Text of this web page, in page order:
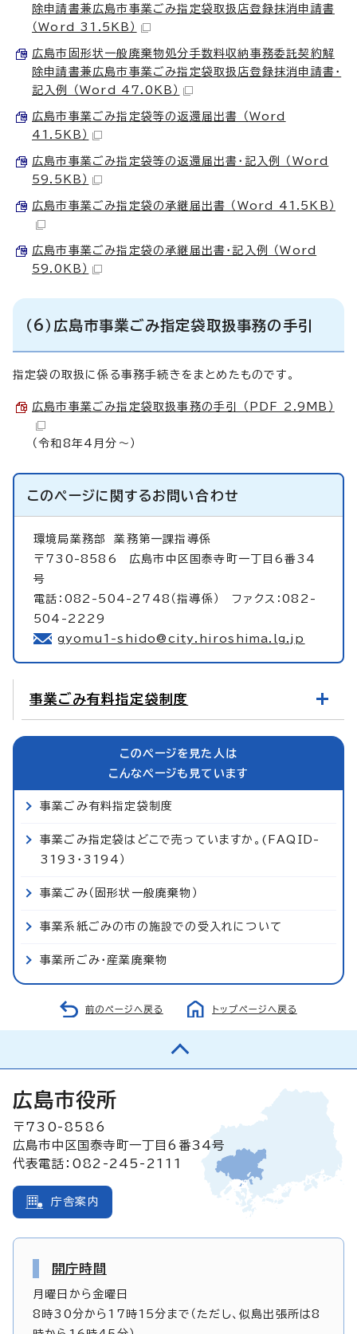
除申請書兼広島市事業ごみ指定袋取扱店登録抹消申請書
（Word 31.5KB）
広島市固形状一般廃棄物処分手数料収納事務委託契約解
除申請書兼広島市事業ごみ指定袋取扱店登録抹消申請書・
記入例 （Word 47.0KB）
広島市事業ごみ指定袋等の返還届出書 （Word
41.5KB）
広島市事業ごみ指定袋等の返還届出書・記入例 （Word
59.5KB）
広島市事業ごみ指定袋の承継届出書 （Word 41.5KB）
広島市事業ごみ指定袋の承継届出書・記入例 （Word
59.0KB）
（6）広島市事業ごみ指定袋取扱事務の手引
指定袋の取扱に係る事務手続きをまとめたものです。
広島市事業ごみ指定袋取扱事務の手引 （PDF 2.9MB）
（令和8年4月分～）
このページに関するお問い合わせ
環境局業務部業務第一課指導係
〒730-8586 広島市中区国泰寺町一丁目6番34
号
電話：082-504-2748（指導係） ファクス：082-
504-2229
gyomu1-shido@city.hiroshima.lg.jp
事業ごみ有料指定袋制度
このページを見た人は
こんなページも見ています
事業ごみ有料指定袋制度
事業ごみ指定袋はどこで売っていますか。(FAQID-
3193・3194）
事業ごみ（固形状一般廃棄物）
事業系紙ごみの市の施設での受入れについて
事業所ごみ・産業廃棄物
前のページへ戻る トップページへ戻る
広島市役所
〒730-8586
広島市中区国泰寺町一丁目6番34号
代表電話：082-245-2111
庁舎案内
開庁時間
月曜日から金曜日
8時30分から17時15分まで（ただし、似島出張所は8